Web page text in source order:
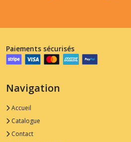
Paiements sécurisés
Navigation
Accueil
Catalogue
Contact